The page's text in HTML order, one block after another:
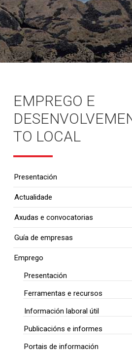
EMPREGO E
TO LOCAL
Presentación
Actualidade
Axudas e convocatorias
Guía de empresas
Emprego
Presentación
Ferramentas e recursos
Información laboral útil
Publicacións e informes
Portais de información